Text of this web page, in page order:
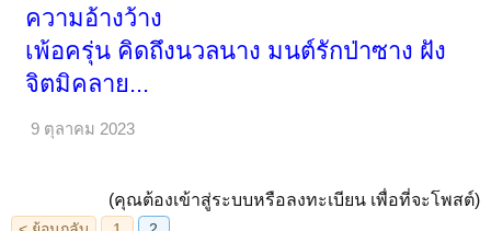
ความอ้างว้าง
เพ้อครุ่น คิดถึงนวลนาง มนต์รักป่าซาง ฝัง
จิตมิคลาย...
9 ตุลาคม 2023
(คุณต้องเข้าสู่ระบบหรือลงทะเบียน เพื่อที่จะโพสต์)